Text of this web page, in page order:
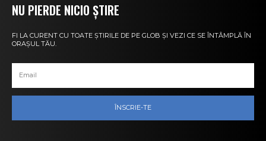
NU PIERDE NICIO ȘTIRE
FI LA CURENT CU TOATE ȘTIRILE DE PE GLOB ȘI VEZI CE SE ÎNTÂMPLĂ ÎN
ORAȘUL TĂU.
ÎNSCRIE-TE